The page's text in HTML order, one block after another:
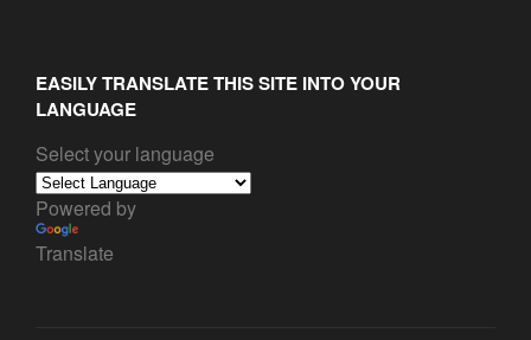
EASILY TRANSLATE THIS SITE INTO YOUR
LANGUAGE
Select your language
Powered by
Translate